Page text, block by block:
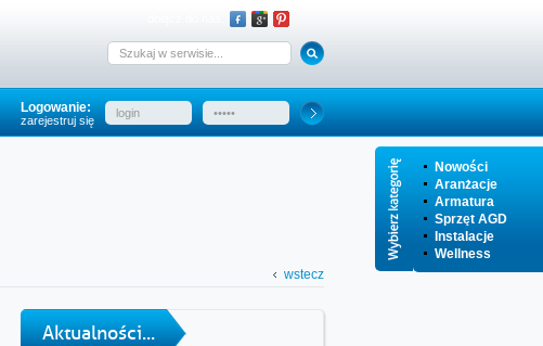
Nowości
Aranżacje
Armatura
Sprzęt AGD
Instalacje
Wellness
Logowanie:
zarejestruj się
wstecz
Aktualności...